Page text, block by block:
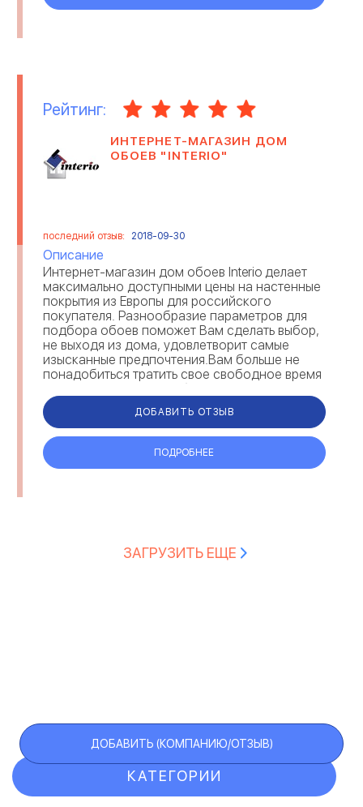
Рейтинг:
ИНТЕРНЕТ-МАГАЗИН ДОМ
ОБОЕВ "INTERIO"
последний отзыв: 2018-09-30
Описание
Интернет-магазин дом обоев Interio делает
максимально доступными цены на настенные
покрытия из Европы для российского
покупателя. Разнообразие параметров для
подбора обоев поможет Вам сделать выбор,
не выходя из дома, удовлетворит самые
изысканные предпочтения.Вам больше не
понадобиться тратить свое свободное время
на поиске тех самых обоев. Мы предлагаем
вос...
ДОБАВИТЬ ОТЗЫВ
ПОДРОБНЕЕ
ЗАГРУЗИТЬ ЕЩЕ
КАТЕГОРИИ
ДОБАВИТЬ (КОМПАНИЮ/ОТЗЫВ)